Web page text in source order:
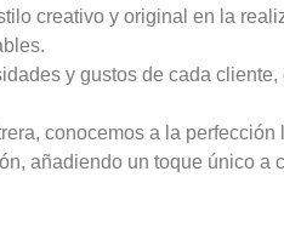
creativo y original en la
y gustos de cada
conocemos a la perfección
añadiendo un toque único a